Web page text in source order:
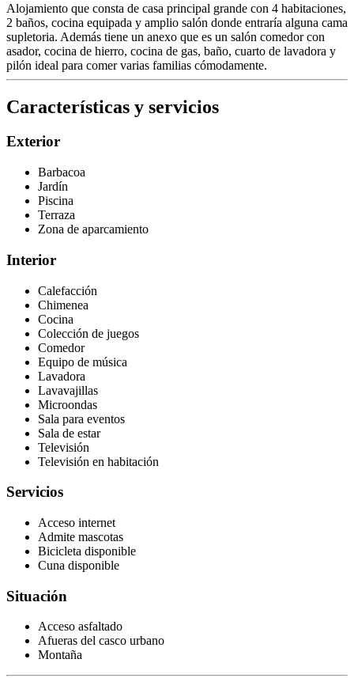
Alojamiento que consta de casa principal grande con 4 habitaciones,
2 baños, cocina equipada y amplio salón donde entraría alguna cama
supletoria. Además tiene un anexo que es un salón comedor con
asador, cocina de hierro, cocina de gas, baño, cuarto de lavadora y
pilón ideal para comer varias familias cómodamente.
Características y servicios
Exterior
Barbacoa
Jardín
Piscina
Terraza
Zona de aparcamiento
Interior
Calefacción
Chimenea
Cocina
Colección de juegos
Comedor
Equipo de música
Lavadora
Lavavajillas
Microondas
Sala para eventos
Sala de estar
Televisión
Televisión en habitación
Servicios
Acceso internet
Admite mascotas
Bicicleta disponible
Cuna disponible
Situación
Acceso asfaltado
Afueras del casco urbano
Montaña